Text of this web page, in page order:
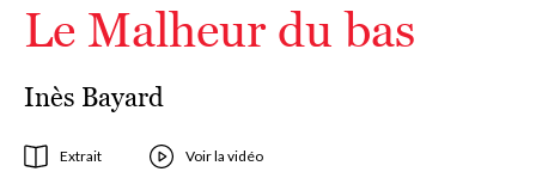
Le Malheur du bas
Inès Bayard
Extrait Voir la vidéo